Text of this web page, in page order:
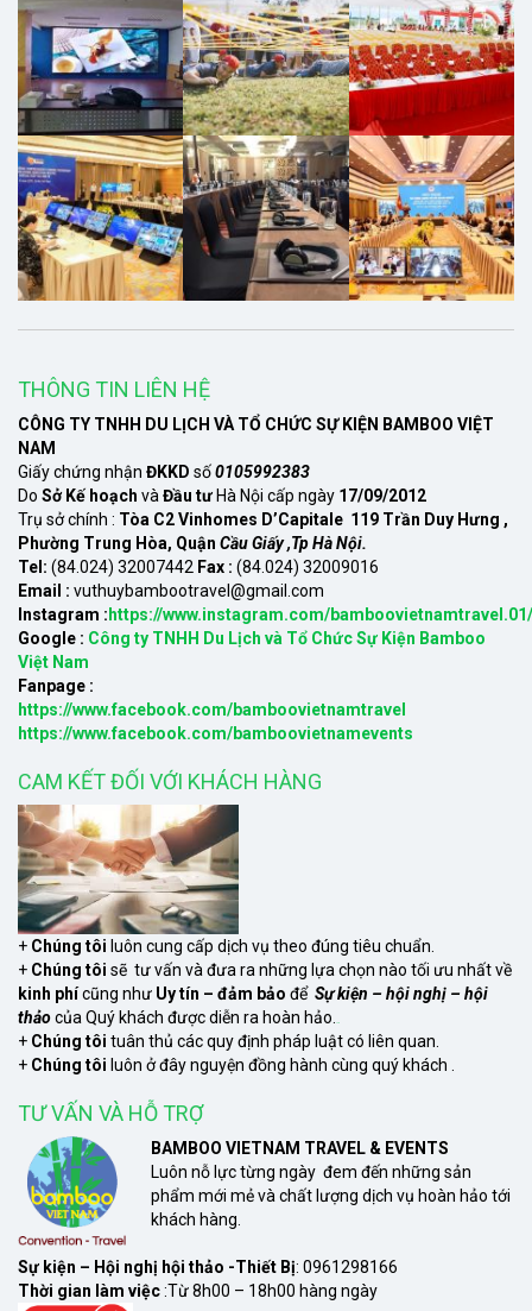
THÔNG TIN LIÊN HỆ
CÔNG TY TNHH DU LỊCH VÀ TỔ CHỨC SỰ KIỆN BAMBOO VIỆT
NAM
Giấy chứng nhận ĐKKD số0105992383
Do Sở Kế hoạch và Đầu tư Hà Nội cấp ngày 17/09/2012
Trụ sở chính : Tòa C2 Vinhomes D’Capitale 119 Trần Duy Hưng ,
Phường Trung Hòa, Quận Cầu Giấy ,Tp Hà Nội.
Tel: (84.024) 32007442 Fax : (84.024) 32009016
Email : vuthuybambootravel@gmail.com
Instagram : https://www.instagram.com/bamboovietnamtravel.01/
Google : Công ty TNHH Du Lịch và Tổ Chức Sự Kiện Bamboo
Việt Nam
Fanpage :
https://www.facebook.com/bamboovietnamtravel
https://www.facebook.com/bamboovietnamevents
CAM KẾT ĐỐI VỚI KHÁCH HÀNG
+ Chúng tôi luôn cung cấp dịch vụ theo đúng tiêu chuẩn.
+ Chúng tôi sẽ tư vấn và đưa ra những lựa chọn nào tối ưu nhất về
kinh phícũng như Uy tín – đảm bảo để Sự kiện – hội nghị – hội
thảocủa Quý khách được diễn ra hoàn hảo.
+ Chúng tôi tuân thủ các quy định pháp luật có liên quan.
+ Chúng tôi luôn ở đây nguyện đồng hành cùng quý khách .
TƯ VẤN VÀ HỖ TRỢ
BAMBOO VIETNAM TRAVEL & EVENTS
Luôn nỗ lực từng ngày đem đến những sản
phẩm mới mẻ và chất lượng dịch vụ hoàn hảo tới
khách hàng.
Sự kiện – Hội nghị hội thảo -Thiết Bị: 0961298166
Thời gian làm việc:Từ 8h00 – 18h00 hàng ngày